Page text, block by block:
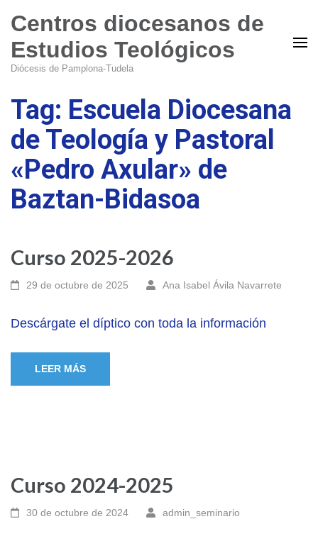
Centros diocesanos de
Estudios Teológicos
Diócesis de Pamplona-Tudela
Tag: Escuela Diocesana
de Teología y Pastoral
«Pedro Axular» de
Baztan-Bidasoa
Curso 2025-2026
29 de octubre de 2025 Ana Isabel Ávila Navarrete
Descárgate el díptico con toda la información
LEER MÁS
Curso 2024-2025
30 de octubre de 2024 admin_seminario